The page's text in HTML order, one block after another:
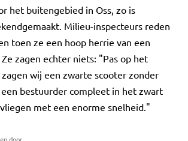
het buitengebied in Oss, zo is
Milieu-inspecteurs reden
toen ze een hoop herrie van een
zagen echter niets: "Pas op het
wij een zwarte scooter zonder
bestuurder compleet in het zwart
met een enorme snelheid."